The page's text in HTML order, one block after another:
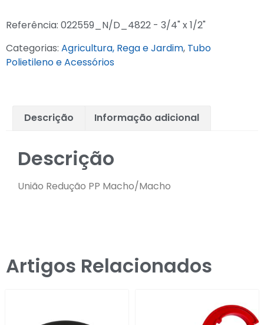
Referência: 022559_N/D_4822 - 3/4" x 1/2"
Categorias: Agricultura, Rega e Jardim, Tubo
Polietileno e Acessórios
Descrição Informação adicional
Descrição
União Redução PP Macho/Macho
Artigos Relacionados